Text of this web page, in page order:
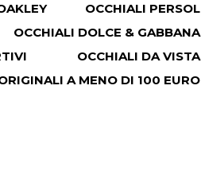
OCCHIALI PERSOL
OCCHIALI DOLCE & GABBANA
OCCHIALI DA VISTA
A MENO DI 100 EURO